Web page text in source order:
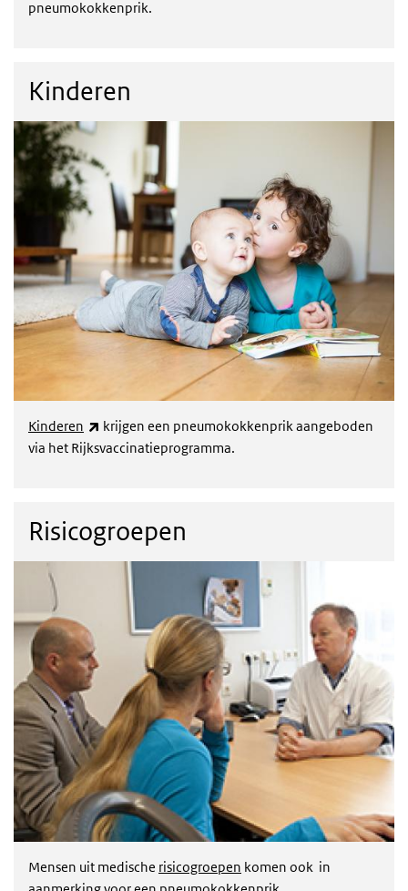
pneumokokkenprik.
Kinderen
Kinderen (externe link)
krijgen een pneumokokkenprik aangeboden
via het Rijksvaccinatieprogramma.
Risicogroepen
Mensen uit medische risicogroepen komen ook in